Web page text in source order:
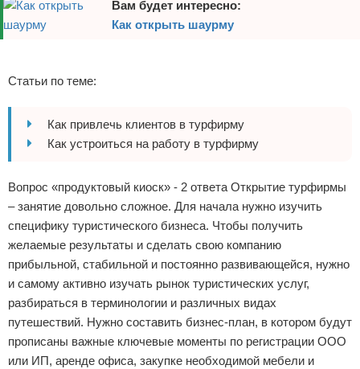
Начало бизнеса
Самосовершенствование
Деловое общение
Отказ от ответственностиВам будет интересно:
Как открыть шаурму
Статьи по теме:
Как привлечь клиентов в турфирму
Как устроиться на работу в турфирму
Вопрос «продуктовый киоск» - 2 ответа Открытие турфирмы
– занятие довольно сложное. Для начала нужно изучить
специфику туристического бизнеса. Чтобы получить
желаемые результаты и сделать свою компанию
прибыльной, стабильной и постоянно развивающейся, нужно
и самому активно изучать рынок туристических услуг,
разбираться в терминологии и различных видах
путешествий. Нужно составить бизнес-план, в котором будут
прописаны важные ключевые моменты по регистрации ООО
или ИП, аренде офиса, закупке необходимой мебели и